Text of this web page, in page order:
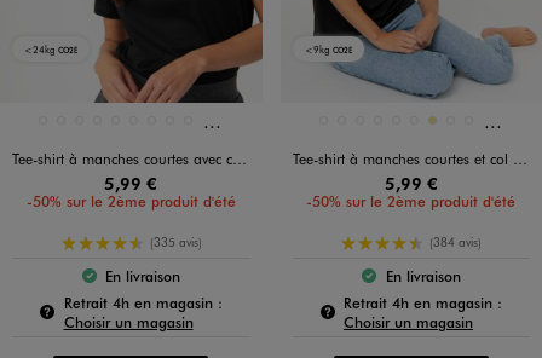
<24kg CO2E
Disponible en 12 coloris
Tee-shirt à manches courtes avec col V roulotté femme
5,99 €
-50% sur le 2ème produit d'été
4.5/5 de moyenne
(335 avis)
Le produit est disponible :
En livraison
Retrait 4h en magasin :Pour connaître la disponibilité de ce produit :
Choisir un magasin
<9kg CO2E
Disponible en 12 coloris
BLEU STANDARDGRIS CLAIR
KAKI
Tee-shirt à manches courtes et col rond femme
5,99 €
-50% sur le 2ème produit d'été
4.5/5 de moyenne
(384 avis)
Le produit est
En livraison
Retrait 4h en magasin :
Choisir un magasin